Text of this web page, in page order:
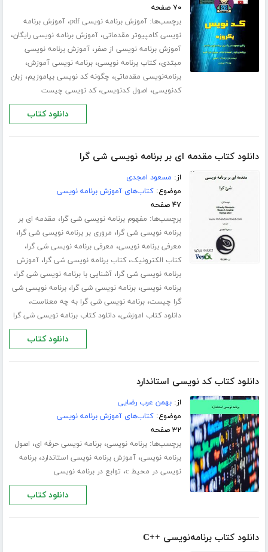
۷۰ صفحه
برچسب‌ها:آموزش برنامه نویسی pdf ،آموزش برنامه
نویسی کامپیوتر مقدماتی،آموزش برنامه نویسی رایگان،
آموزش برنامه نویسی از صفر،آموزش برنامه نویسی
مبتدی،کتاب برنامه نویسی،برنامه نویسی آموزش،
برنامه‌نویسی مقدماتی، چگونه کد نویسی بیاموزیم، زبان
کدنویسی، اصول کدنویسی،کد نویسی چیست
دانلود کتاب
دانلود کتاب مقدمه ای بر برنامه نویسی شی گرا
از: مسعود امجدی
موضوع:کتاب‌های آموزش برنامه نویسی
۴۷ صفحه
برچسب‌ها: مفهوم برنامه نویسی شی گرا، مقدمه ای بر
برنامه نویسی شی گرا، مروری بر برنامه نویسی شی گرا،
معرفی برنامه نویسی، معرفی برنامه نویسی شی گرا،
کتاب الکترونیک،کتاب برنامه نویسی شی گرا،آموزش
برنامه نویسی شی گرا،آشنایی با برنامه نویسی شی گرا،
برنامه نویسی،برنامه نویسی شی گرا،برنامه نویسی شی
گرا چیست،برنامه نویسی شی گرا به چه معناست،
دانلود کتاب اموزشی،دانلود کتاب برنامه نویسی شی گرا
دانلود کتاب
دانلود کتاب کد نویسی استاندارد
از:بهمن عرب رضایی
موضوع:کتاب‌های آموزش برنامه نویسی
۳۲ صفحه
برچسب‌ها:برنامه نویسی،برنامه نویسی حرفه ای، اصول
برنامه نویسی،آموزش برنامه نویسی استاندارد،برنامه
نویسی در محیط c ، توابع در برنامه نویسی
دانلود کتاب
دانلود کتاب برنامه‌نویسی ++C